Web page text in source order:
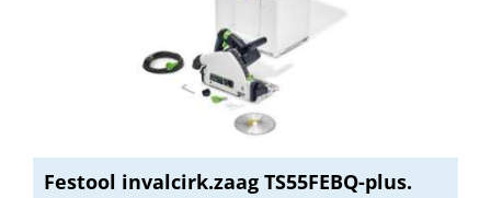
Festool invalcirk.zaag TS55FEBQ-plus.